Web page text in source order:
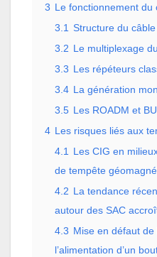
3 Le fonctionnement du
3.1 Structure du
3.2 Le multiplexage
3.3 Les répéteurs
3.4 La génération
3.5 Les ROADM et BU
4 Les risques liés aux
4.1 Les CIG en
de tempête
4.2 La tendance
autour des SAC
4.3 Mise en défaut
l’alimentation d’un